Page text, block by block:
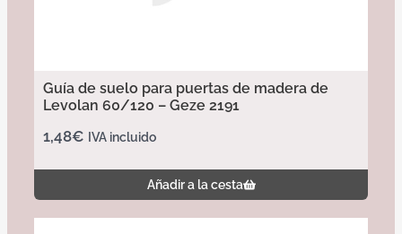
Guía de suelo para puertas de madera de
Levolan 60/120 – Geze 2191
1,48€ IVA incluido
Añadir a la cesta